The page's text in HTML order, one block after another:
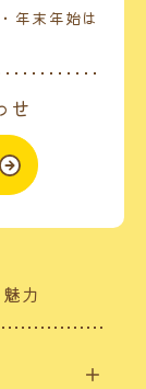
年末年始は
せ
力